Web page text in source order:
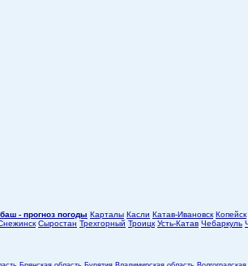
- прогноз погоды Карталы Касли Катав-Ивановск Копейск
Сыростан Трехгорный Троицк Усть-Катав Чебаркуль